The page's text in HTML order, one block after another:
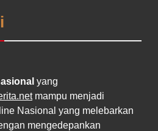
yang
mampu menjadi
Nasional yang melebarkan
mengedepankan